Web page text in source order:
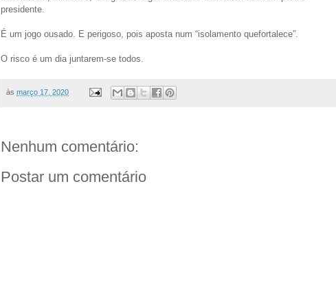
presidente.
É um jogo ousado. E perigoso, pois aposta num “isolamento quefortalece”.
O risco é um dia juntarem-se todos.
às março 17, 2020
Nenhum comentário:
Postar um comentário